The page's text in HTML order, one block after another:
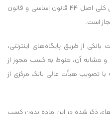
مواد (۱) و (۷) قانون اجرای سیاست‌های کلی اصل ۴۴ قانون اساسی و قانون
است.
از طریق پایگاه‌های اینترنتی،
و مشابه آن، منوط به کسب مجوز از
با تصویب هیأت عالی بانک مرکزی از